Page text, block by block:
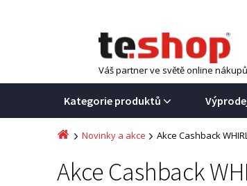
Váš partner ve světě online nákupů
Kategorie produktů
Novinky a akce Akce Cashback
Akce Cashback